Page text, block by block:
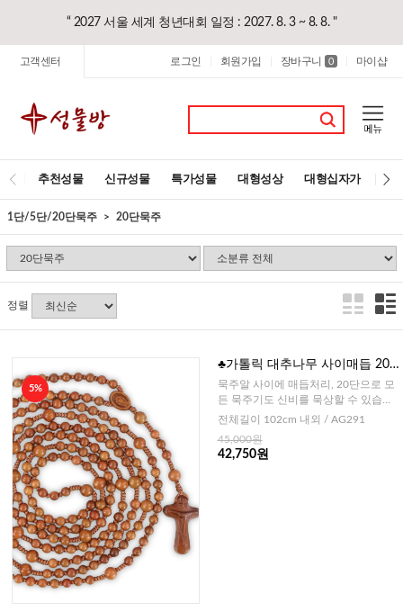
“ 2027 서울 세계 청년대회 일정 : 2027. 8. 3 ~ 8. 8. "
고객센터 로그인 회원가입 장바구니 0 마이샵
추천성물 신규성물 특가성물 대형성상 대형십자가 레
1단/5단/20단묵주 20단묵주
정렬
5%
♣가톨릭 대추나무 사이매듭 20
단묵주-6mm
묵주알 사이에 매듭처리, 20단으로 모
든 묵주기도 신비를 묵상할 수 있습니
다.
전체길이 102cm 내외 / AG291
45,000원
42,750원